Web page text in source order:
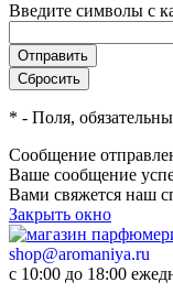
Введите символы с
* - Поля,
Сообщение
Ваше сообщение
Вами свяжется наш
Закрыть окно
shop@aromaniya.ru
с 10:00 до 18:00